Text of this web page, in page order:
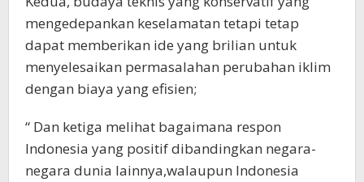
mengedepankan keselamatan tetapi tetap
dapat memberikan ide yang brilian untuk
menyelesaikan permasalahan perubahan iklim
dengan biaya yang efisien;
“ Dan ketiga melihat bagaimana respon
Indonesia yang positif dibandingkan negara-
negara dunia lainnya,walaupun Indonesia